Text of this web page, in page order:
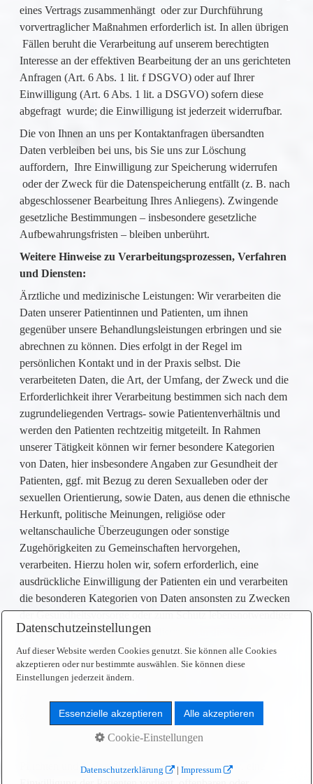
eines Vertrags zusammenhängt oder zur Durchführung
vorvertraglicher Maßnahmen erforderlich ist. In allen übrigen
Fällen beruht die Verarbeitung auf unserem berechtigten
Interesse an der effektiven Bearbeitung der an uns gerichteten
Anfragen (Art. 6 Abs. 1 lit. f DSGVO) oder auf Ihrer
Einwilligung (Art. 6 Abs. 1 lit. a DSGVO) sofern diese
abgefragt wurde; die Einwilligung ist jederzeit widerrufbar.
Die von Ihnen an uns per Kontaktanfragen übersandten
Daten verbleiben bei uns, bis Sie uns zur Löschung
auffordern, Ihre Einwilligung zur Speicherung widerrufen
oder der Zweck für die Datenspeicherung entfällt (z. B. nach
abgeschlossener Bearbeitung Ihres Anliegens). Zwingende
gesetzliche Bestimmungen – insbesondere gesetzliche
Aufbewahrungsfristen – bleiben unberührt.
Weitere Hinweise zu Verarbeitungsprozessen, Verfahren
und Diensten:
Ärztliche und medizinische Leistungen: Wir verarbeiten die
Daten unserer Patientinnen und Patienten, um ihnen
gegenüber unsere Behandlungsleistungen erbringen und sie
abrechnen zu können. Dies erfolgt in der Regel im
persönlichen Kontakt und in der Praxis selbst. Die
verarbeiteten Daten, die Art, der Umfang, der Zweck und die
Erforderlichkeit ihrer Verarbeitung bestimmen sich nach dem
zugrundeliegenden Vertrags- sowie Patientenverhältnis und
werden den Patienten rechtzeitig mitgeteilt. In Rahmen
unserer Tätigkeit können wir ferner besondere Kategorien
von Daten, hier insbesondere Angaben zur Gesundheit der
Patienten, ggf. mit Bezug zu deren Sexualleben oder der
sexuellen Orientierung, sowie Daten, aus denen die ethnische
Herkunft, politische Meinungen, religiöse oder
weltanschauliche Überzeugungen oder sonstige
Zugehörigkeiten zu Gemeinschaften hervorgehen,
verarbeiten. Hierzu holen wir, sofern erforderlich, eine
ausdrückliche Einwilligung der Patienten ein und verarbeiten
die besonderen Kategorien von Daten ansonsten zu Zwecken
der Gesundheitsvorsorge oder zum Schutz lebensnotwendiger
Interessen der Patienten. Einwilligungen in die Verarbeitung
dieser Daten werden entsprechend Art. 9 Abs. 2 lit. a)
DSGVO erteilt, im Übrigen erfolgt die Verarbeitung
entsprechend Art. 9 Abs. 2 lit. h) DSGVO, insbesondere zur
Gesundheitsvorsorge und in Verbindung mit jeweils
geltenden nationalen Regelungen. Sofern es für unsere
Vertragserfüllung, zum Schutz lebenswichtiger Interessen
Pflichten und Meldepflichten) erforderlich ist, bzw. eine
Datenschutzeinstellungen
Auf dieser Website werden Cookies genutzt. Sie können alle Cookies
akzeptieren oder nur bestimmte auswählen. Sie können diese
Einstellungen jederzeit ändern.
Essenzielle akzeptieren Alle akzeptieren
Cookie-Einstellungen
Datenschutzerklärung | Impressum